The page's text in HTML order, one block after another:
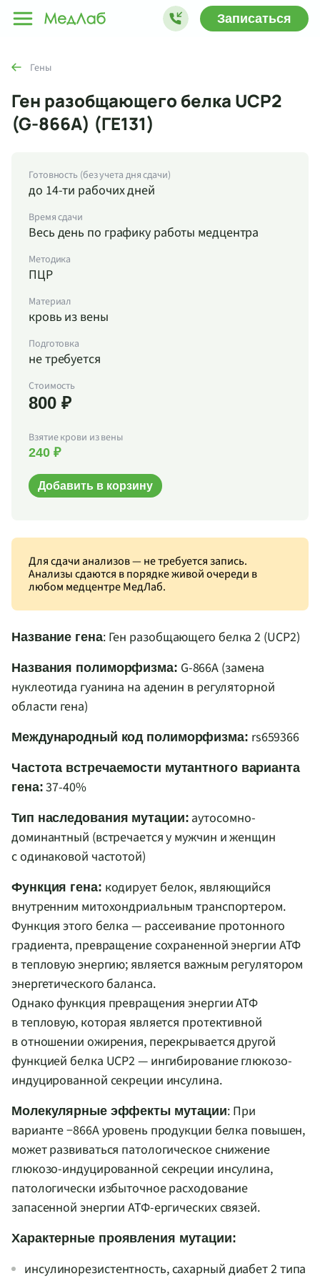
Записаться
Гены
Ген разобщающего белка UCP2
(G-866A) (ГЕ131)
Для сдачи анализов — не требуется запись.
Анализы сдаются в порядке живой очереди в
любом медцентре МедЛаб.
Название гена: Ген разобщающего белка 2 (UCP2)
Названия полиморфизма: G-866A (замена
нуклеотида гуанина на аденин в регуляторной
области гена)
Международный код полиморфизма: rs659366
Частота встречаемости мутантного варианта
гена: 37-40%
Тип наследования мутации: аутосомно-
доминантный (встречается у мужчин и женщин
с одинаковой частотой)
Функция гена: кодирует белок, являющийся
внутренним митохондриальным транспортером.
Функция этого белка — рассеивание протонного
градиента, превращение сохраненной энергии АТФ
в тепловую энергию; является важным регулятором
энергетического баланса.
Однако функция превращения энергии АТФ
в тепловую, которая является протективной
в отношении ожирения, перекрывается другой
функцией белка UCP2 — ингибирование глюкозо-
индуцированной секреции инсулина.
Молекулярные эффекты мутации: При
варианте −866A уровень продукции белка повышен,
может развиваться патологическое снижение
глюкозо-индуцированной секреции инсулина,
патологически избыточное расходование
запасенной энергии АТФ-ергических связей.
Характерные проявления мутации:
инсулинорезистентность, сахарный диабет 2 типа
Готовность (без учета дня сдачи)
до 14-ти рабочих дней
Время сдачи
Весь день по графику работы медцентра
Методика
ПЦР
Материал
кровь из вены
Подготовка
не требуется
Стоимость
800 ₽
Взятие крови из вены
240 ₽
Добавить в корзину